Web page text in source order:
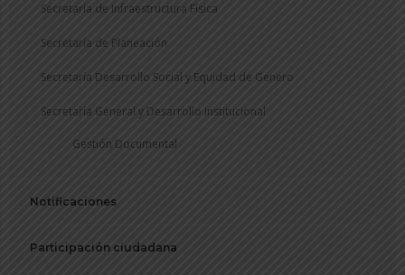
Secretaría de Infraestructura Física
Secretaría de Planeación
Secretaría Desarrollo Social y Equidad de Genero
Secretaría General y Desarrollo Institucional
Gestión Documental
Notificaciones
Participación ciudadana